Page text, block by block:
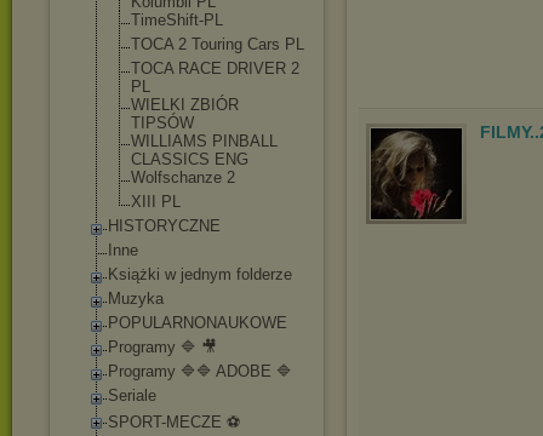
TimeShift-PL
TOCA 2 Touring Cars PL
TOCA RACE DRIVER 2
PL
WIELKI ZBIÓR
TIPSÓW
WILLIAMS PINBALL
CLASSICS ENG
Wolfschanze 2
XIII PL
HISTORYCZNE
Inne
Książki w jednym folderze
Muzyka
POPULARNONAUKOWE
Programy 🔷 🎥
Programy 🔷🔷 ADOBE 🔷
Seriale
SPORT-MECZE ⚽